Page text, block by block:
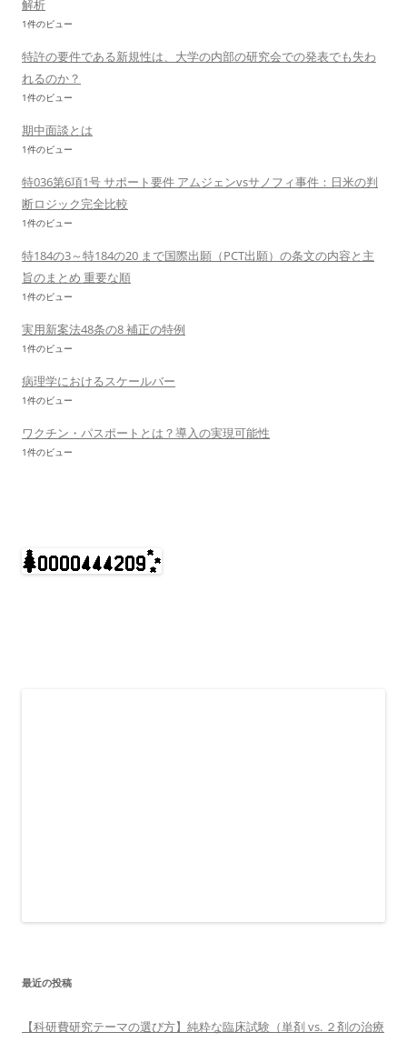
解析
1件のビュー
特許の要件である新規性は、大学の内部の研究会での発表でも失わ
れるのか？
1件のビュー
期中面談とは
1件のビュー
特036第6項1号 サポート要件 アムジェンvsサノフィ事件：日米の判
断ロジック完全比較
1件のビュー
特184の3～特184の20 まで国際出願（PCT出願）の条文の内容と主
旨のまとめ 重要な順
1件のビュー
実用新案法48条の8 補正の特例
1件のビュー
病理学におけるスケールバー
1件のビュー
ワクチン・パスポートとは？導入の実現可能性
1件のビュー
最近の投稿
【科研費研究テーマの選び方】純粋な臨床試験（単剤 vs. ２剤の治療